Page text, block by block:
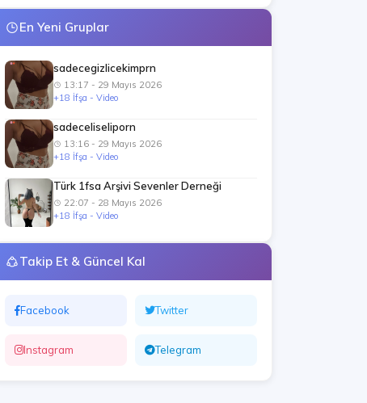
En Yeni Gruplar
sadecegizlicekimprn
13:17 - 29 Mayıs 2026
+18 İfşa - Video
sadeceliseliporn
13:16 - 29 Mayıs 2026
+18 İfşa - Video
Türk 1fsa Arşivi Sevenler Derneği
22:07 - 28 Mayıs 2026
+18 İfşa - Video
Takip Et & Güncel Kal
Facebook Twitter
Instagram Telegram